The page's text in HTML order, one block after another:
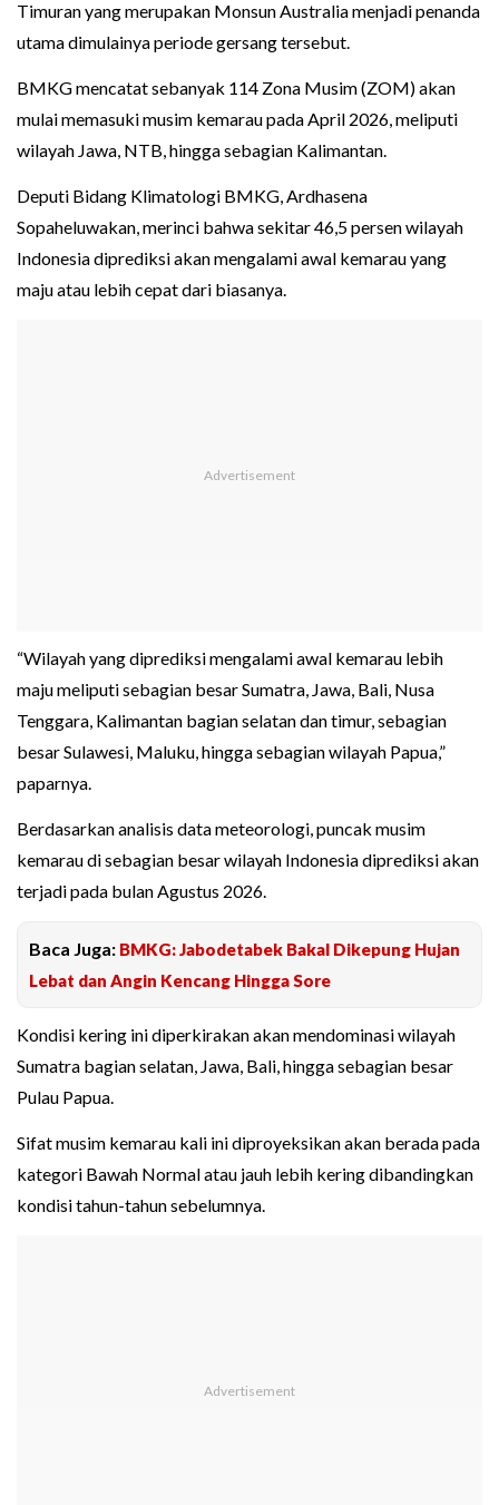
Timuran yang merupakan Monsun Australia menjadi penanda
utama dimulainya periode gersang tersebut.
BMKG mencatat sebanyak 114 Zona Musim (ZOM) akan
mulai memasuki musim kemarau pada April 2026, meliputi
wilayah Jawa, NTB, hingga sebagian Kalimantan.
Deputi Bidang Klimatologi BMKG, Ardhasena
Sopaheluwakan, merinci bahwa sekitar 46,5 persen wilayah
Indonesia diprediksi akan mengalami awal kemarau yang
maju atau lebih cepat dari biasanya.
“Wilayah yang diprediksi mengalami awal kemarau lebih
maju meliputi sebagian besar Sumatra, Jawa, Bali, Nusa
Tenggara, Kalimantan bagian selatan dan timur, sebagian
besar Sulawesi, Maluku, hingga sebagian wilayah Papua,”
paparnya.
Berdasarkan analisis data meteorologi, puncak musim
kemarau di sebagian besar wilayah Indonesia diprediksi akan
terjadi pada bulan Agustus 2026.
Baca Juga: BMKG: Jabodetabek Bakal Dikepung Hujan
Lebat dan Angin Kencang Hingga Sore
Kondisi kering ini diperkirakan akan mendominasi wilayah
Sumatra bagian selatan, Jawa, Bali, hingga sebagian besar
Pulau Papua.
Sifat musim kemarau kali ini diproyeksikan akan berada pada
kategori Bawah Normal atau jauh lebih kering dibandingkan
kondisi tahun-tahun sebelumnya.